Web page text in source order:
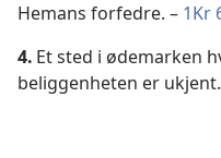
Hemans forfedre. – 1Kr
4. Et sted i ødemarken
beliggenheten er